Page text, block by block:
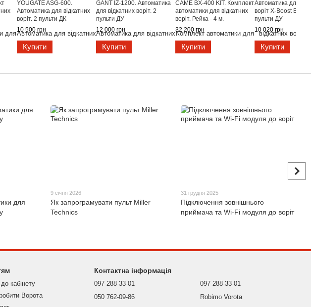
YOUGATE ASG-600.
Автоматика для відкатних
воріт. 2 пульти ДК
10 500 грн
Купити
GANT IZ-1200. Автоматика
для відкатних воріт. 2
пульти ДУ
12 000 грн
Купити
CAME BX-400 KIT. Комплект
автоматики для відкатних
воріт. Рейка - 4 м.
32 200 грн
Купити
Автоматика для
воріт X-Boost
пульти ДУ
10 020 грн
Купити
для
9 січня 2026
Як запрограмувати пульт Miller
Technics
31 грудня 2025
Підключення зовнішнього
приймача та Wi-Fi модуля до воріт
кабінету
Ворота
Контактна інформація
097 288-33-01
050 762-09-86
097 288-33-01
Robimo Vorota